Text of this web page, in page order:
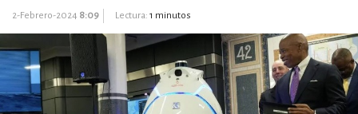
2-Febrero-2024 8:09 Lectura: 1 minutos